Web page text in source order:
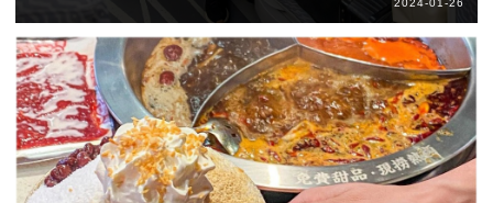
2024-01-26